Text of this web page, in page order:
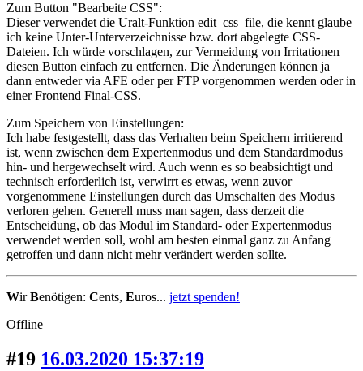
Zum Button "Bearbeite CSS":
Dieser verwendet die Uralt-Funktion edit_css_file, die kennt glaube
ich keine Unter-Unterverzeichnisse bzw. dort abgelegte CSS-
Dateien. Ich würde vorschlagen, zur Vermeidung von Irritationen
diesen Button einfach zu entfernen. Die Änderungen können ja
dann entweder via AFE oder per FTP vorgenommen werden oder in
einer Frontend Final-CSS.
Zum Speichern von Einstellungen:
Ich habe festgestellt, dass das Verhalten beim Speichern irritierend
ist, wenn zwischen dem Expertenmodus und dem Standardmodus
hin- und hergewechselt wird. Auch wenn es so beabsichtigt und
technisch erforderlich ist, verwirrt es etwas, wenn zuvor
vorgenommene Einstellungen durch das Umschalten des Modus
verloren gehen. Generell muss man sagen, dass derzeit die
Entscheidung, ob das Modul im Standard- oder Expertenmodus
verwendet werden soll, wohl am besten einmal ganz zu Anfang
getroffen und dann nicht mehr verändert werden sollte.
WirBenötigen: Cents, Euros... jetzt spenden!
Offline
#19 16.03.2020 15:37:19